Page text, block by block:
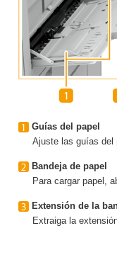
Guías del papel
Ajuste las guías del
Bandeja de papel
Para cargar papel,
Extensión de la
Extraiga la